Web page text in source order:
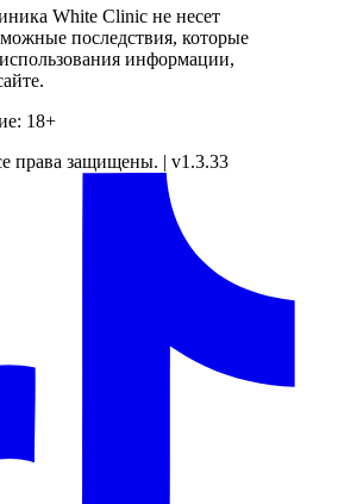
White Clinic не несет
последствия, которые
информации,
18+
права защищены. | v1.3.33